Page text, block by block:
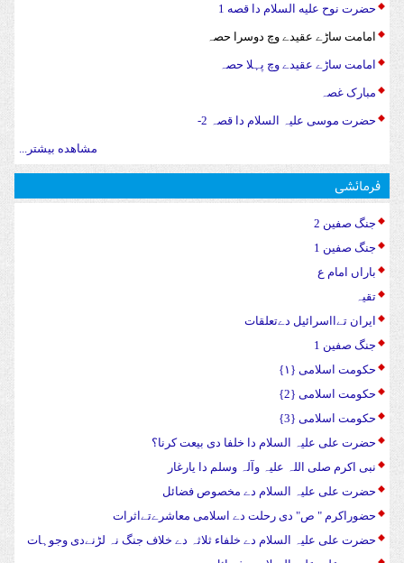
حضرت نوح علیه السلام دا قصه 1
امامت ساڑے عقیدے وچ دوسرا حصہ
امامت ساڑے عقیدے وچ پہلا حصہ
مبارک غصہ
حضرت موسی علیہ السلام دا قصہ 2-
مشاهده بیشتر...
فرمائشی
جنگ صفین 2
جنگ صفین 1
باراں امام ع
تقیہ
ایران تےااسرائیل دےتعلقات
جنگ صفین 1
حکومت اسلامی {۱}
حکومت اسلامی {2}
حکومت اسلامی {3}
حضرت علی علیہ السلام دا خلفا دی بیعت کرنا؟
نبی اکرم صلی اللہ علیہ وآلہ وسلم دا یارغار
حضرت علی علیہ السلام دے مخصوص فضائل
حضوراکرم " ص" دی رحلت دے اسلامی معاشرےتےاثرات
حضرت علی علیہ السلام دے خلفاء ثلاثہ دے خلاف جنگ نہ لڑنےدی وجوہات